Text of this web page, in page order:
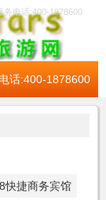
务电话:400-1878600
话:400-1878600
快捷商务宾馆